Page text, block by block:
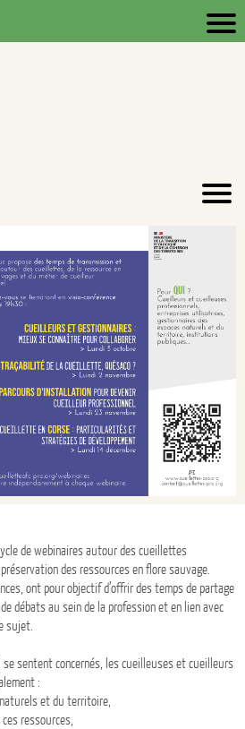
de webinaires autour des cueillettes
des ressources en flore sauvage.
ont pour objectif d’offrir des temps de partage
débats au sein de la profession et en lien avec
sujet.
sentent concernés, les cueilleuses et cueilleurs
:
et du territoire,
ressources,